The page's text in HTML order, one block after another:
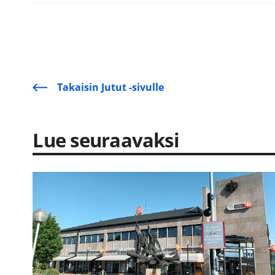
Takaisin Jutut -sivulle
Lue seuraavaksi